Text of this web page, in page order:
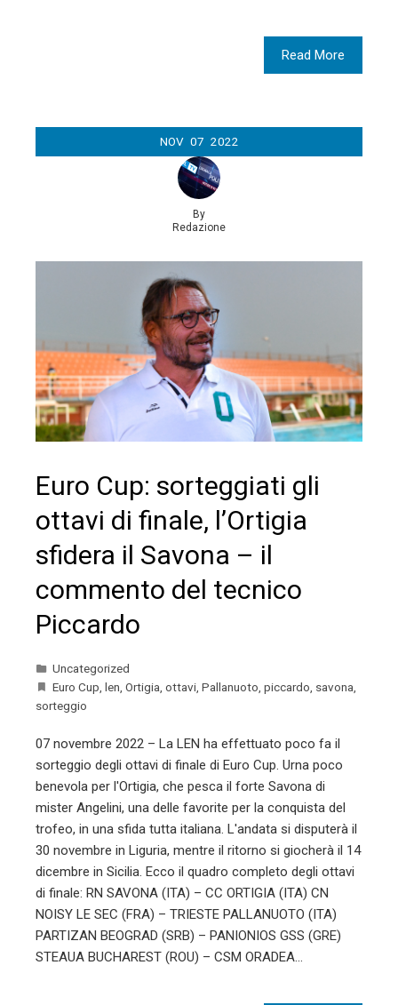
Read More
NOV 07 2022
By
Redazione
Euro Cup: sorteggiati gli
ottavi di finale, l’Ortigia
sfidera il Savona – il
commento del tecnico
Piccardo
Uncategorized
Euro Cup len Ortigia ottavi Pallanuoto piccardo savona
sorteggio
07 novembre 2022 – La LEN ha effettuato poco fa il
sorteggio degli ottavi di finale di Euro Cup. Urna poco
benevola per l'Ortigia, che pesca il forte Savona di
mister Angelini, una delle favorite per la conquista del
trofeo, in una sfida tutta italiana. L'andata si disputerà il
30 novembre in Liguria, mentre il ritorno si giocherà il 14
dicembre in Sicilia. Ecco il quadro completo degli ottavi
di finale: RN SAVONA (ITA) – CC ORTIGIA (ITA) CN
NOISY LE SEC (FRA) – TRIESTE PALLANUOTO (ITA)
PARTIZAN BEOGRAD (SRB) – PANIONIOS GSS (GRE)
STEAUA BUCHAREST (ROU) – CSM ORADEA…